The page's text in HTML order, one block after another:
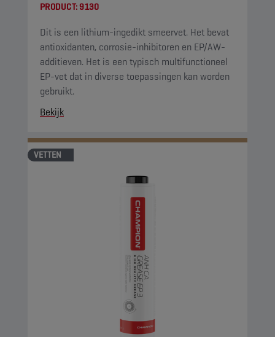
PRODUCT:9130
Dit is een lithium-ingedikt smeervet. Het bevat
antioxidanten, corrosie-inhibitoren en EP/AW-
additieven. Het is een typisch multifunctioneel
EP-vet dat in diverse toepassingen kan worden
gebruikt.
Bekijk
VETTEN